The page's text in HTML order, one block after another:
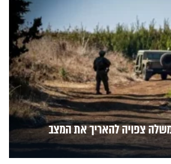
צפויה להאריך את המצב